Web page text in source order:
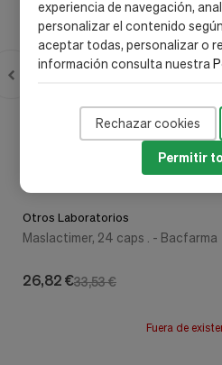
experiencia de navegación,
personalizar el contenido
aceptar todas, personalizar o
información consulta nuestra
Rechazar cookies
Permitir
Otros Laboratorios
Maslactimer, 24 caps . - Bacfarma
33,53 €
26,82 €
Fuera de